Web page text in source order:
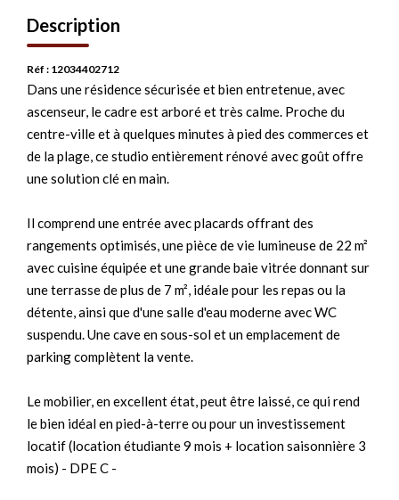
Description
Réf : 12034402712
Dans une résidence sécurisée et bien entretenue, avec
ascenseur, le cadre est arboré et très calme. Proche du
centre-ville et à quelques minutes à pied des commerces et
de la plage, ce studio entièrement rénové avec goût offre
une solution clé en main.
Il comprend une entrée avec placards offrant des
rangements optimisés, une pièce de vie lumineuse de 22 m²
avec cuisine équipée et une grande baie vitrée donnant sur
une terrasse de plus de 7 m², idéale pour les repas ou la
détente, ainsi que d'une salle d'eau moderne avec WC
suspendu. Une cave en sous-sol et un emplacement de
parking complètent la vente.
Le mobilier, en excellent état, peut être laissé, ce qui rend
le bien idéal en pied-à-terre ou pour un investissement
locatif (location étudiante 9 mois + location saisonnière 3
mois) - DPE C -